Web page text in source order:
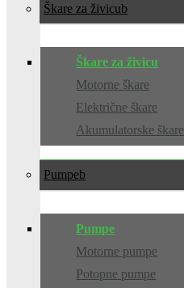
Škare za živicu
Škare za živicu
Motorne škare
Električne škare
Akumulatorske škare
Pumpe
Pumpe
Motorne pumpe
Potopne pumpe